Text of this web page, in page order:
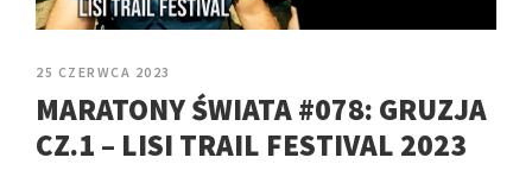
25 CZERWCA 2023
MARATONY ŚWIATA #078: GRUZJA
CZ.1 – LISI TRAIL FESTIVAL 2023